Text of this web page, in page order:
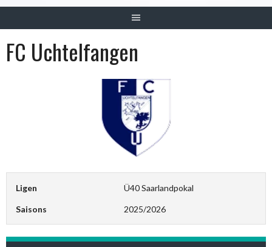
FC Uchtelfangen
Ligen Ü40 Saarlandpokal
Saisons 2025/2026